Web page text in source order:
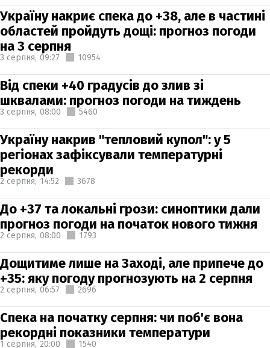
Україну накриє спека до +38, але в частині
областей пройдуть дощі: прогноз погоди
на 3 серпня
3 серпня, 09:27 10954
Від спеки +40 градусів до злив зі
шквалами: прогноз погоди на тиждень
3 серпня, 08:00 5460
Україну накрив "тепловий купол": у 5
регіонах зафіксували температурні
рекорди
2 серпня, 14:52 3678
До +37 та локальні грози: синоптики дали
прогноз погоди на початок нового тижня
2 серпня, 08:00 1793
Дощитиме лише на Заході, але припече до
+35: яку погоду прогнозують на 2 серпня
2 серпня, 06:57 2696
Спека на початку серпня: чи поб'є вона
рекордні показники температури
1 серпня, 20:00 1540